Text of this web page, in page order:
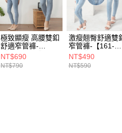
極致顯瘦 高腰雙釦
舒適窄管褲-
【161-6856】
NT$690
NT$790
激瘦翹臀舒適雙
窄管褲-【161-
6804】
NT$490
NT$590